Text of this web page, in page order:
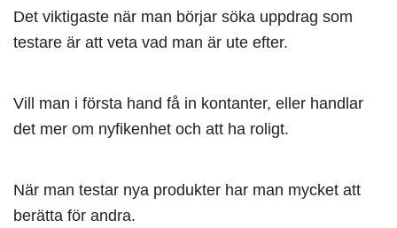
Det viktigaste när man börjar söka uppdrag som
testare är att veta vad man är ute efter.
Vill man i första hand få in kontanter, eller handlar
det mer om nyfikenhet och att ha roligt.
När man testar nya produkter har man mycket att
berätta för andra.